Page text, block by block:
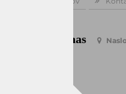
Kontaktirajte nas